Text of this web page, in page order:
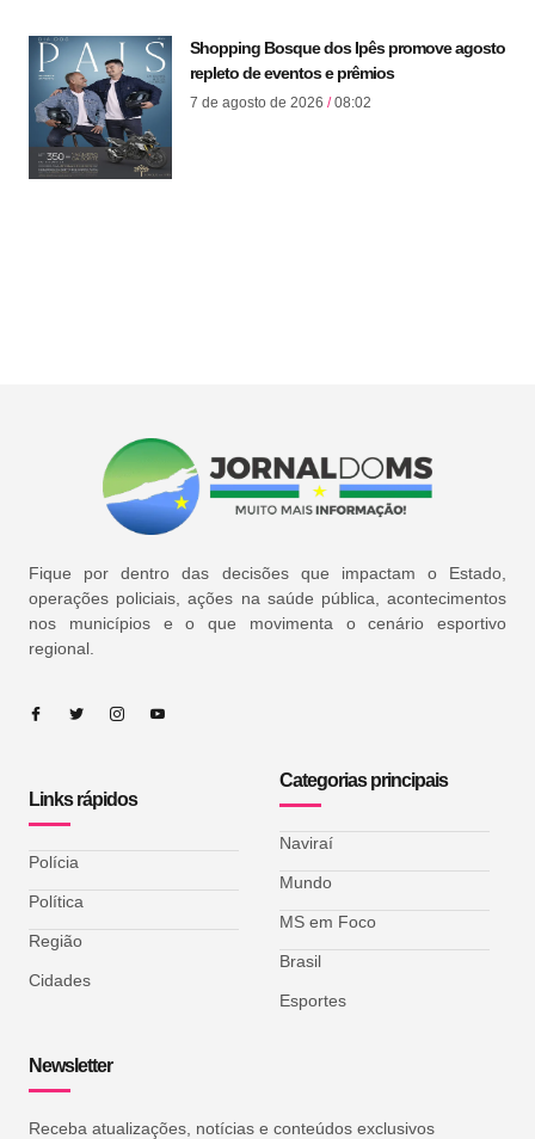
Shopping Bosque dos Ipês promove agosto
repleto de eventos e prêmios
7 de agosto de 2026 08:02
Fique por dentro das decisões que impactam o Estado,
operações policiais, ações na saúde pública, acontecimentos
nos municípios e o que movimenta o cenário esportivo
regional.
Links rápidos
Polícia
Política
Região
Cidades
Categorias principais
Naviraí
Mundo
MS em Foco
Brasil
Esportes
Newsletter
Receba atualizações, notícias e conteúdos exclusivos